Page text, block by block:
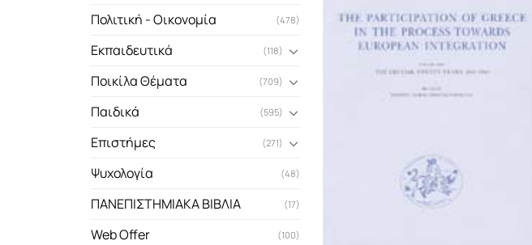
Πολιτική - Οικονομία (478)
Εκπαιδευτικά (118)
Ποικίλα Θέματα (709)
Παιδικά (595)
Επιστήμες (271)
Ψυχολογία (48)
ΠΑΝΕΠΙΣΤΗΜΙΑΚΑ ΒΙΒΛΙΑ (17)
Web Offer (100)